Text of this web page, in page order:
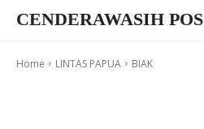
CENDERAWASIH POS
Home LINTAS PAPUA BIAK